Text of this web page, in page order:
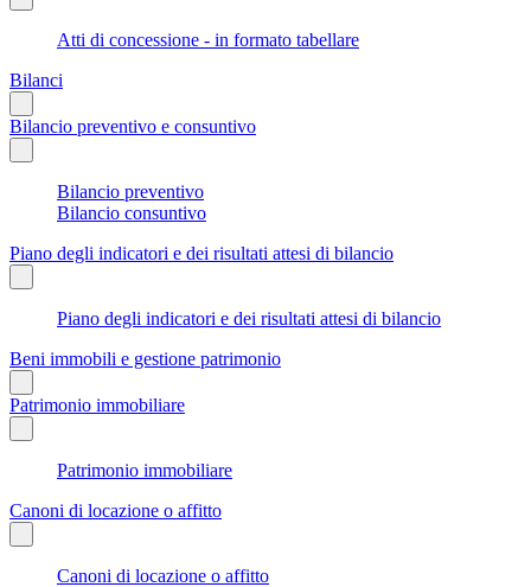
Atti di concessione - in formato tabellare
Bilanci
Bilancio preventivo e consuntivo
Bilancio preventivo
Bilancio consuntivo
Piano degli indicatori e dei risultati attesi di bilancio
Piano degli indicatori e dei risultati attesi di bilancio
Beni immobili e gestione patrimonio
Patrimonio immobiliare
Patrimonio immobiliare
Canoni di locazione o affitto
Canoni di locazione o affitto